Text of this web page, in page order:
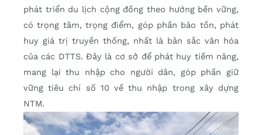
phát triển du lịch cộng đồng theo hướng bền vững,
có trọng tâm, trọng điểm, góp phần bảo tồn, phát
huy giá trị truyền thống, nhất là bản sắc văn hóa
của các DTTS. Đây là cơ sở để phát huy tiềm năng,
mang lại thu nhập cho người dân, góp phần giữ
vững tiêu chí số 10 về thu nhập trong xây dựng
NTM.